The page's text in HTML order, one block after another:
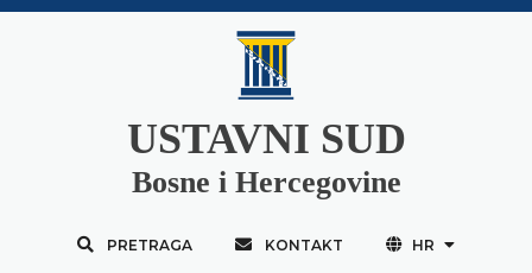
USTAVNI SUD
Bosne i Hercegovine
PRETRAGA KONTAKT HR